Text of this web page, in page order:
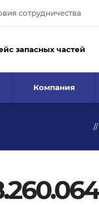
сотрудничества
запасных частей
Компания